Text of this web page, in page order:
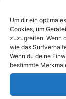
Um dir ein
Cookies, um
zuzugreifen. Wenn
wie das
Wenn du deine
bestimmte
Top 3
April 22, 2025
Luzides
und